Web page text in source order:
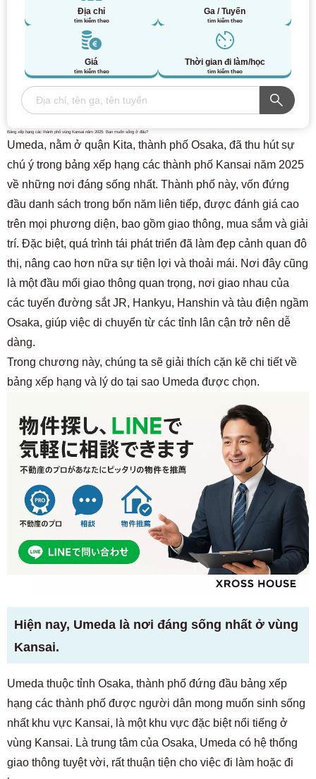
Địa chỉ
tìm kiếm theo
Ga / Tuyến
tìm kiếm theo
Giá
tìm kiếm theo
Thời gian đi làm/học
tìm kiếm theo
Bảng xếp hạng các thành phố vùng Kansai năm 2025: Bạn muốn sống ở đâu?
Umeda, nằm ở quận Kita, thành phố Osaka, đã thu hút sự
chú ý trong bảng xếp hạng các thành phố Kansai năm 2025
về những nơi đáng sống nhất. Thành phố này, vốn đứng
đầu danh sách trong bốn năm liên tiếp, được đánh giá cao
trên mọi phương diện, bao gồm giao thông, mua sắm và giải
trí. Đặc biệt, quá trình tái phát triển đã làm đẹp cảnh quan đô
thị, nâng cao hơn nữa sự tiện lợi và thoải mái. Nơi đây cũng
là một đầu mối giao thông quan trọng, nơi giao nhau của
các tuyến đường sắt JR, Hankyu, Hanshin và tàu điện ngầm
Osaka, giúp việc di chuyển từ các tỉnh lân cận trở nên dễ
dàng.
Trong chương này, chúng ta sẽ giải thích cặn kẽ chi tiết về
bảng xếp hạng và lý do tại sao Umeda được chọn.
Hiện nay, Umeda là nơi đáng sống nhất ở vùng
Kansai.
Umeda thuộc tỉnh Osaka, thành phố đứng đầu bảng xếp
hạng các thành phố được người dân mong muốn sinh sống
nhất khu vực Kansai, là một khu vực đặc biệt nổi tiếng ở
vùng Kansai. Là trung tâm của Osaka, Umeda có hệ thống
giao thông tuyệt vời, rất thuận tiện cho việc đi làm hoặc đi